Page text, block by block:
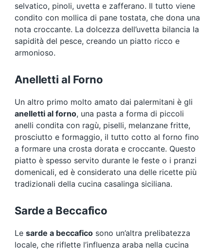
selvatico, pinoli, uvetta e zafferano. Il tutto viene
condito con mollica di pane tostata, che dona una
nota croccante. La dolcezza dell’uvetta bilancia la
sapidità del pesce, creando un piatto ricco e
armonioso.
Anelletti al Forno
Un altro primo molto amato dai palermitani è gli
anelletti al forno, una pasta a forma di piccoli
anelli condita con ragù, piselli, melanzane fritte,
prosciutto e formaggio, il tutto cotto al forno fino
a formare una crosta dorata e croccante. Questo
piatto è spesso servito durante le feste o i pranzi
domenicali, ed è considerato una delle ricette più
tradizionali della cucina casalinga siciliana.
Sarde a Beccafico
Le sarde a beccafico sono un’altra prelibatezza
locale, che riflette l’influenza araba nella cucina